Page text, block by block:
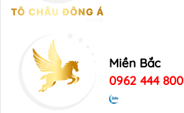
Miền Bắc
0962 444 800